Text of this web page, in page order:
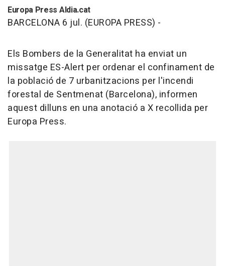
Europa Press Aldia.cat
BARCELONA 6 jul. (EUROPA PRESS) -
Els Bombers de la Generalitat ha enviat un
missatge ES-Alert per ordenar el confinament de
la població de 7 urbanitzacions per l'incendi
forestal de Sentmenat (Barcelona), informen
aquest dilluns en una anotació a X recollida per
Europa Press.